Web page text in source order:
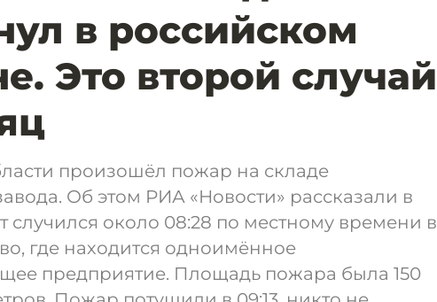
в российском
Это второй случай
произошёл пожар на складе
Об этом РИА «Новости» рассказали в
около 08:28 по местному времени в
где находится одноимённое
предприятие. Площадь пожара была 150